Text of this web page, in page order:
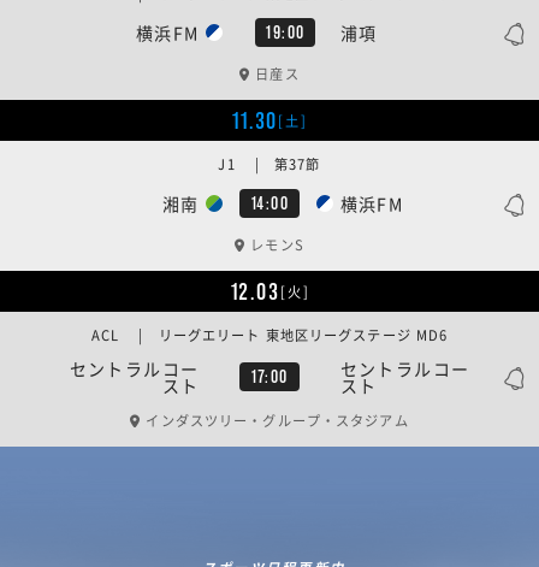
横浜FM 19:00 浦項
日産ス
11.30[土]
湘南 14:00 横浜FM
J1 | 第37節
レモンS
12.03[火]
セントラルコー
スト 17:00 セントラルコー
スト
ACL | リーグエリート 東地区リーグステージ MD6
インダスツリー・グループ・スタジアム